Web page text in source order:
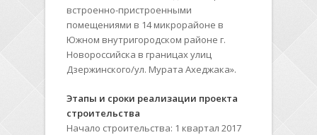
встроенно-пристроенными
помещениями в 14 микрорайоне в
Южном внутригородском районе г.
Новороссийска в границах улиц
Дзержинского/ул. Мурата Ахеджака».
Этапы и сроки реализации проекта
строительства
Начало строительства: 1 квартал 2017